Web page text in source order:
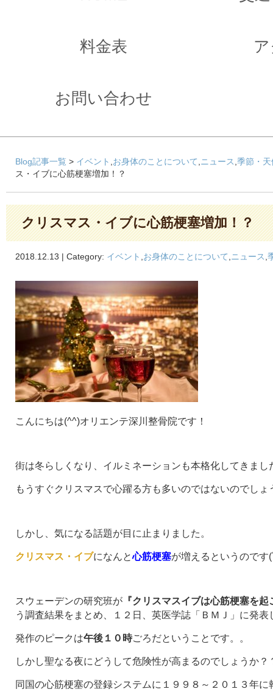
料金表
お問い合わせ
Blog記事一覧 > イベント お身体のことについて ニュース 季節・天
ス・イブに心筋梗塞増加！？
クリスマス・イブに心筋梗塞増加！？
2018.12.13 | Category: イベント お身体のことについて ニュース
こんにちは(^^)オリエンテ深川整骨院です！
街は冬らしくなり、イルミネーションも本格化してきまし
もうすぐクリスマスで心躍る方も多いのではないのでしょ
しかし、気になる話題が目に止まりました。
クリスマス・イブになんと心筋梗塞が増えるというのです
スウェーデンの研究班が 『クリスマスイブは心筋梗塞を
う調査結果をまとめ、１２日、英医学誌「ＢＭＪ」に発表
発作のピークは午後１０時ごろだということです。。
しかし聖なる夜にどうして危険性が高まるのでしょうか？
同国の心筋梗塞の登録システムに１９９８～２０１３年に